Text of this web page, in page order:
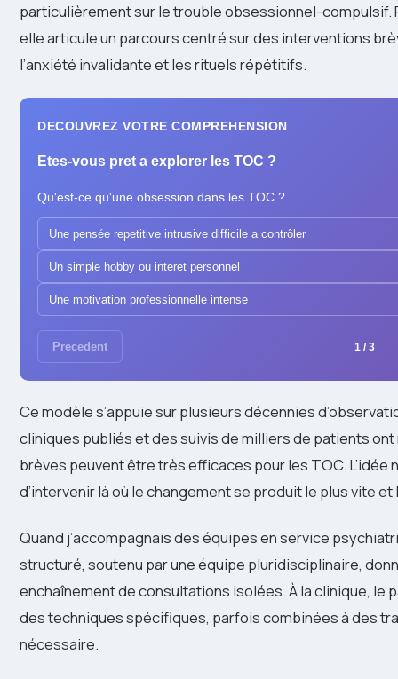
particulièrement sur le trouble obsessionnel-compulsif.
elle articule un parcours centré sur des interventions
l’anxiété invalidante et les rituels répétitifs.
DECOUVREZ VOTRE COMPREHENSION
Etes-vous pret a explorer les TOC ?
Qu'est-ce qu'une obsession dans les TOC ?
Une pensée repetitive intrusive difficile a contrôler
Un simple hobby ou interet personnel
Une motivation professionnelle intense
Precedent 1 / 3
Ce modèle s’appuie sur plusieurs décennies
cliniques publiés et des suivis de milliers de patients
brèves peuvent être très efficaces pour les TOC. L’idée
d’intervenir là où le changement se produit le plus vite
Quand j’accompagnais des équipes en service
structuré, soutenu par une équipe pluridisciplinaire,
enchaînement de consultations isolées. À la clinique,
des techniques spécifiques, parfois combinées à des
nécessaire.